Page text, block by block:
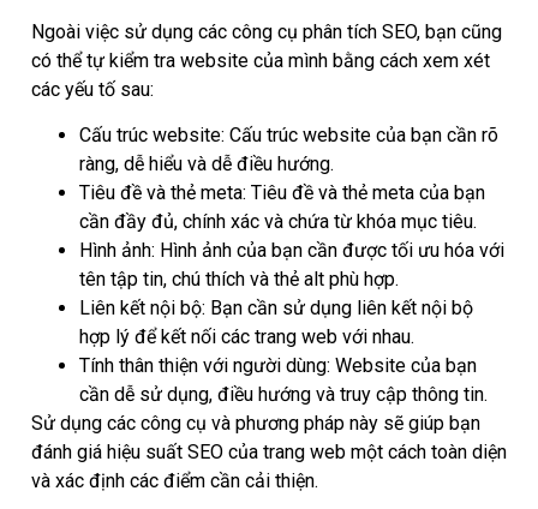
Ngoài việc sử dụng các công cụ phân tích SEO, bạn cũng
có thể tự kiểm tra website của mình bằng cách xem xét
các yếu tố sau:
Cấu trúc website: Cấu trúc website của bạn cần rõ
ràng, dễ hiểu và dễ điều hướng.
Tiêu đề và thẻ meta: Tiêu đề và thẻ meta của bạn
cần đầy đủ, chính xác và chứa từ khóa mục tiêu.
Hình ảnh: Hình ảnh của bạn cần được tối ưu hóa với
tên tập tin, chú thích và thẻ alt phù hợp.
Liên kết nội bộ: Bạn cần sử dụng liên kết nội bộ
hợp lý để kết nối các trang web với nhau.
Tính thân thiện với người dùng: Website của bạn
cần dễ sử dụng, điều hướng và truy cập thông tin.
Sử dụng các công cụ và phương pháp này sẽ giúp bạn
đánh giá hiệu suất SEO của trang web một cách toàn diện
và xác định các điểm cần cải thiện.